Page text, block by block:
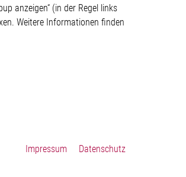
SE
18
anzeigen“ (in der Regel links
Weitere Informationen finden
Impressum Datenschutz